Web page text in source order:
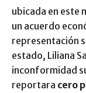
ubicada en este
un acuerdo
representación
estado, Liliana
inconformidad
reportara cero